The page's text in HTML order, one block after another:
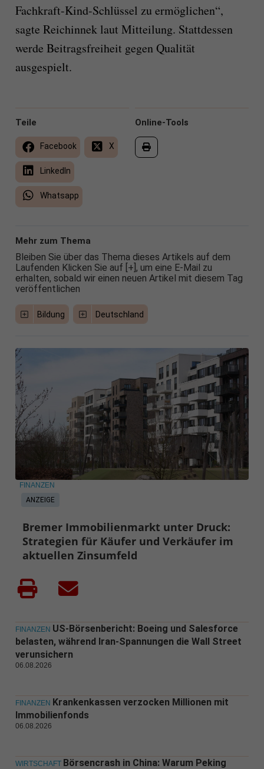
Fachkraft-Kind-Schlüssel zu ermöglichen“,
sagte Reichinnek laut Mitteilung. Stattdessen
werde Beitragsfreiheit gegen Qualität
ausgespielt.
Online-Tools
Teile
Facebook X
LinkedIn
Whatsapp
Mehr zum Thema
Bleiben Sie über das Thema dieses Artikels auf dem
Laufenden Klicken Sie auf [+], um eine E-Mail zu
erhalten, sobald wir einen neuen Artikel mit diesem Tag
veröffentlichen
Bildung Deutschland
ANZEIGE
FINANZEN
Bremer Immobilienmarkt unter Druck:
Strategien für Käufer und Verkäufer im
aktuellen Zinsumfeld
FINANZEN US-Börsenbericht: Boeing und Salesforce
belasten, während Iran-Spannungen die Wall Street
verunsichern
06.08.2026
FINANZEN Krankenkassen verzocken Millionen mit
Immobilienfonds
06.08.2026
WIRTSCHAFT Börsencrash in China: Warum Peking